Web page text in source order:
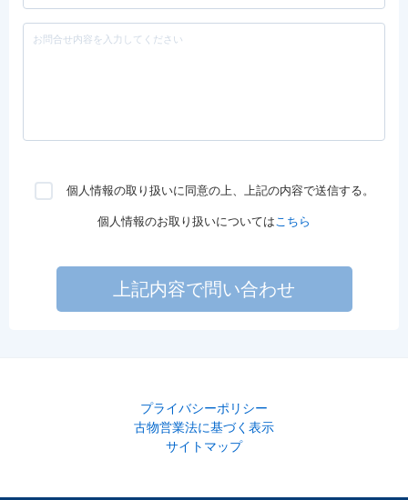
個人情報の取り扱いに同意の上、上記の内容で送信する。
個人情報のお取り扱いについてはこちら
上記内容で問い合わせ
プライバシーポリシー
古物営業法に基づく表示
サイトマップ